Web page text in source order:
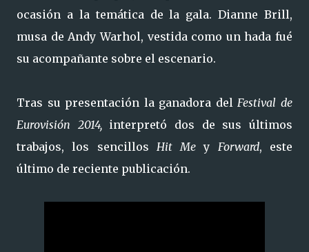
ocasión a la temática de la gala. Dianne Brill,
musa de Andy Warhol, vestida como un hada fué
su acompañante sobre el escenario.
Tras su presentación la ganadora delFestival de
Eurovisión 2014,interpretó dos de sus últimos
trabajos, los sencillos Hit Me y Forward, este
último de reciente publicación.